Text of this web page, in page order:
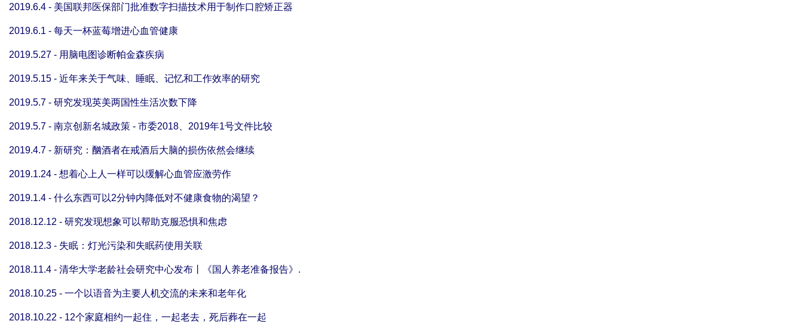
2019.6.4 - 美国联邦医保部门批准数字扫描技术用于制作口腔矫正器
2019.6.1 - 每天一杯蓝莓增进心血管健康
2019.5.27 - 用脑电图诊断帕金森疾病
2019.5.15 - 近年来关于气味、睡眠、记忆和工作效率的研究
2019.5.7 - 研究发现英美两国性生活次数下降
2019.5.7 - 南京创新名城政策 - 市委2018、2019年1号文件比较
2019.4.7 - 新研究：酗酒者在戒酒后大脑的损伤依然会继续
2019.1.24 - 想着心上人一样可以缓解心血管应激劳作
2019.1.4 - 什么东西可以2分钟内降低对不健康食物的渴望？
2018.12.12 - 研究发现想象可以帮助克服恐惧和焦虑
2018.12.3 - 失眠：灯光污染和失眠药使用关联
2018.11.4 - 清华大学老龄社会研究中心发布丨《国人养老准备报告》.
2018.10.25 - 一个以语音为主要人机交流的未来和老年化
2018.10.22 - 12个家庭相约一起住，一起老去，死后葬在一起